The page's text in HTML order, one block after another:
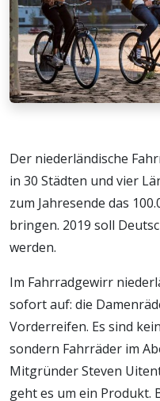
Der niederländische
in 30 Städten und vier
zum Jahresende das
bringen. 2019 soll
werden.
Im Fahrradgewirr
sofort auf: die
Vorderreifen. Es sind
sondern Fahrräder im
Mitgründer Steven
geht es um ein Produkt.